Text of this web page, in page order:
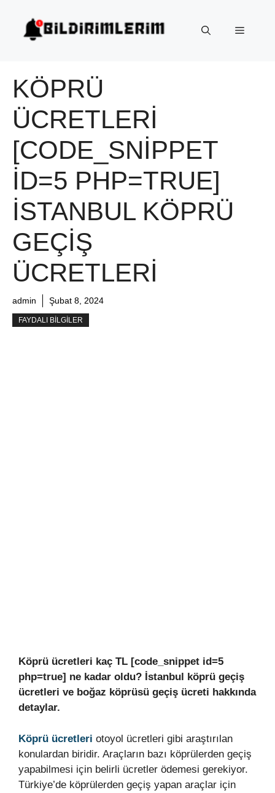
Menü
KÖPRÜ
ÜCRETLERI
[CODE_SNIPPET
ID=5 PHP=TRUE]
İSTANBUL KÖPRÜ
GEÇIŞ
ÜCRETLERI
admin Şubat 8, 2024
FAYDALI BILGILER
Köprü ücretleri kaç TL [code_snippet id=5
php=true] ne kadar oldu? İstanbul köprü geçiş
ücretleri ve boğaz köprüsü geçiş ücreti hakkında
detaylar.
Köprü ücretleri otoyol ücretleri gibi araştırılan
konulardan biridir. Araçların bazı köprülerden geçiş
yapabilmesi için belirli ücretler ödemesi gerekiyor.
Türkiye’de köprülerden geçiş yapan araçlar için